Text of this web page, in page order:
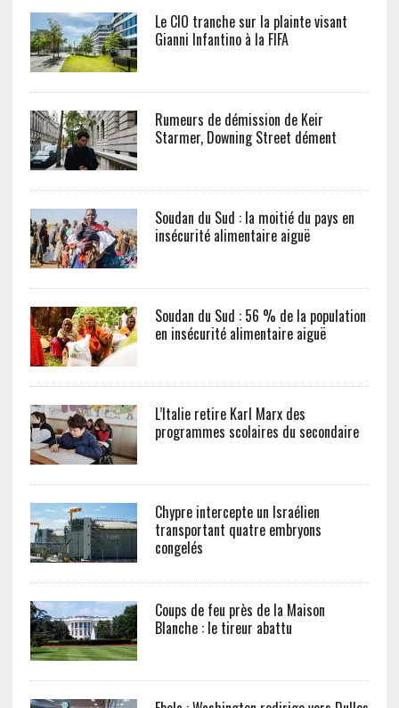
Le CIO tranche sur la plainte visant
Gianni Infantino à la FIFA
Rumeurs de démission de Keir
Starmer, Downing Street dément
Soudan du Sud : la moitié du pays en
insécurité alimentaire aiguë
Soudan du Sud : 56 % de la population
en insécurité alimentaire aiguë
L’Italie retire Karl Marx des
programmes scolaires du secondaire
Chypre intercepte un Israélien
transportant quatre embryons
congelés
Coups de feu près de la Maison
Blanche : le tireur abattu